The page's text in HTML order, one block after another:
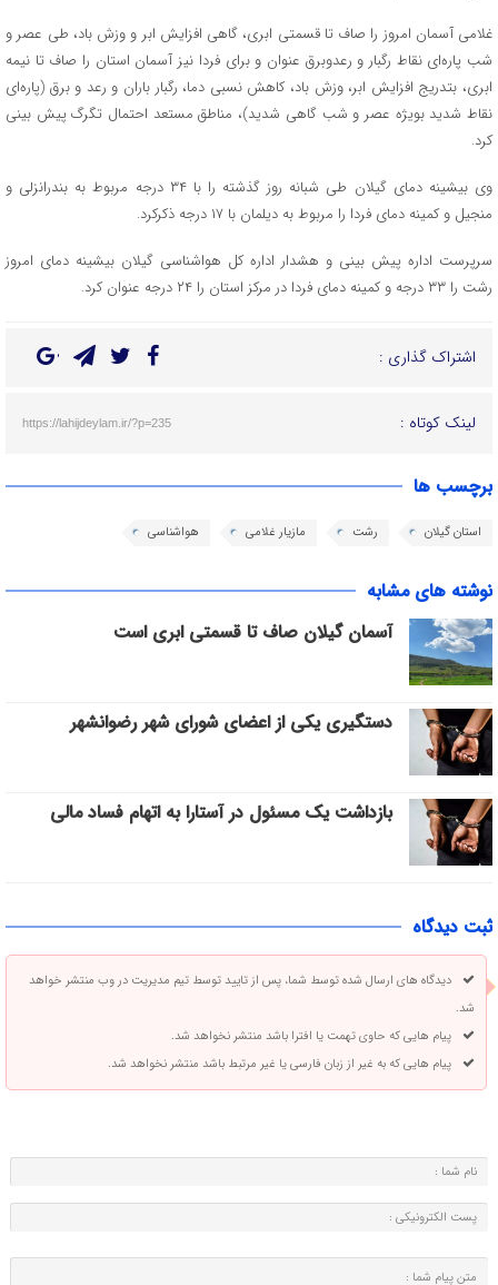
غلامی آسمان امروز را صاف تا قسمتی ابری، گاهی افزایش ابر و وزش باد، طی عصر و
شب پاره‌ای نقاط رگبار و رعدوبرق عنوان و برای فردا نیز آسمان استان را صاف تا نیمه
ابری، بتدریج افزایش ابر، وزش باد، کاهش نسبی دما، رگبار باران و رعد و برق (پاره‌ای
نقاط شدید بویژه عصر و شب گاهی شدید)، مناطق مستعد احتمال تگرگ پیش بینی
کرد.
وی بیشینه دمای گیلان طی شبانه روز گذشته را با ۳۴ درجه مربوط به بندرانزلی و
منجیل و کمینه دمای فردا را مربوط به دیلمان با ۱۷ درجه ذکرکرد.
سرپرست اداره پیش بینی و هشدار اداره کل هواشناسی گیلان بیشینه دمای امروز
رشت را ۳۳ درجه و کمینه دمای فردا در مرکز استان را ۲۴ درجه عنوان کرد.
اشتراک گذاری :
لینک کوتاه : https://lahijdeylam.ir/?p=235
برچسب ها
استان گیلان رشت مازیار غلامی هواشناسی
نوشته های مشابه
آسمان گیلان صاف تا قسمتی ابری است
دستگیری یکی از اعضای شورای شهر رضوانشهر
بازداشت یک مسئول در آستارا به اتهام فساد مالی
ثبت دیدگاه
دیدگاه های ارسال شده توسط شما، پس از تایید توسط تیم مدیریت در وب منتشر خواهد
شد.
پیام هایی که حاوی تهمت یا افترا باشد منتشر نخواهد شد.
پیام هایی که به غیر از زبان فارسی یا غیر مرتبط باشد منتشر نخواهد شد.